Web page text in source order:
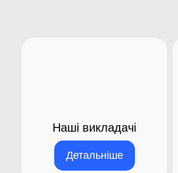
Наші викладачі​
Детальніше